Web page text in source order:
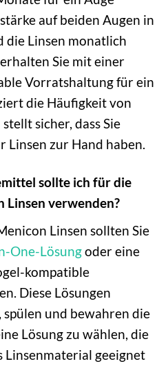
auf beiden Augen in
die Linsen monatlich
Sie mit einer
Vorratshaltung für ein
die Häufigkeit von
sicher, dass Sie
Linsen zur Hand haben.
sollte ich für die
verwenden?
Linsen sollten Sie
One-Lösungoder eine
kompatible
Diese Lösungen
und bewahren die
Lösung zu wählen, die
Linsenmaterial geeignet